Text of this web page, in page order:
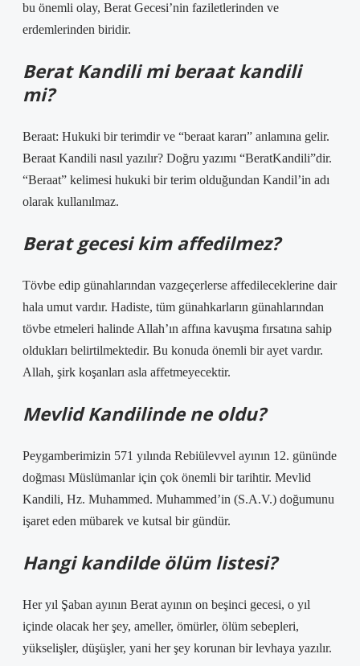
bu önemli olay, Berat Gecesi’nin faziletlerinden ve
erdemlerinden biridir.
Berat Kandili mi beraat kandili
mi?
Beraat: Hukuki bir terimdir ve “beraat kararı” anlamına gelir.
Beraat Kandili nasıl yazılır? Doğru yazımı “BeratKandili”dir.
“Beraat” kelimesi hukuki bir terim olduğundan Kandil’in adı
olarak kullanılmaz.
Berat gecesi kim affedilmez?
Tövbe edip günahlarından vazgeçerlerse affedileceklerine dair
hala umut vardır. Hadiste, tüm günahkarların günahlarından
tövbe etmeleri halinde Allah’ın affına kavuşma fırsatına sahip
oldukları belirtilmektedir. Bu konuda önemli bir ayet vardır.
Allah, şirk koşanları asla affetmeyecektir.
Mevlid Kandilinde ne oldu?
Peygamberimizin 571 yılında Rebiülevvel ayının 12. gününde
doğması Müslümanlar için çok önemli bir tarihtir. Mevlid
Kandili, Hz. Muhammed. Muhammed’in (S.A.V.) doğumunu
işaret eden mübarek ve kutsal bir gündür.
Hangi kandilde ölüm listesi?
Her yıl Şaban ayının Berat ayının on beşinci gecesi, o yıl
içinde olacak her şey, ameller, ömürler, ölüm sebepleri,
yükselişler, düşüşler, yani her şey korunan bir levhaya yazılır.